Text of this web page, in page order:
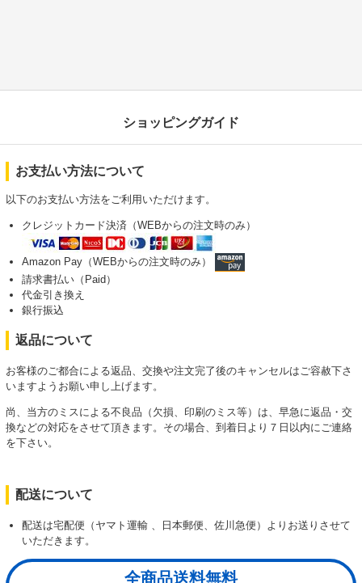
ショッピングガイド
お支払い方法について
以下のお支払い方法をご利用いただけます。
クレジットカード決済（WEBからの注文時のみ）
Amazon Pay（WEBからの注文時のみ）
請求書払い（Paid）
代金引き換え
銀行振込
返品について
お客様のご都合による返品、交換や注文完了後のキャンセルはご容赦下さ
いますようお願い申し上げます。
尚、当方のミスによる不良品（欠損、印刷のミス等）は、早急に返品・交
換などの対応をさせて頂きます。その場合、到着日より７日以内にご連絡
を下さい。
配送について
配送は宅配便（ヤマト運輸 、日本郵便、佐川急便）よりお送りさせて
いただきます。
全商品送料無料